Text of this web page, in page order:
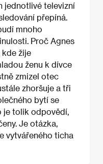
jednotlivé televizní
přepíná.
mnoho
Proč Agnes
kde žije
ženu k dívce
zmizel otec
zhoršuje a tři
bytí se
je tolik odpovědí,
Je otázka,
vytvářeného ticha